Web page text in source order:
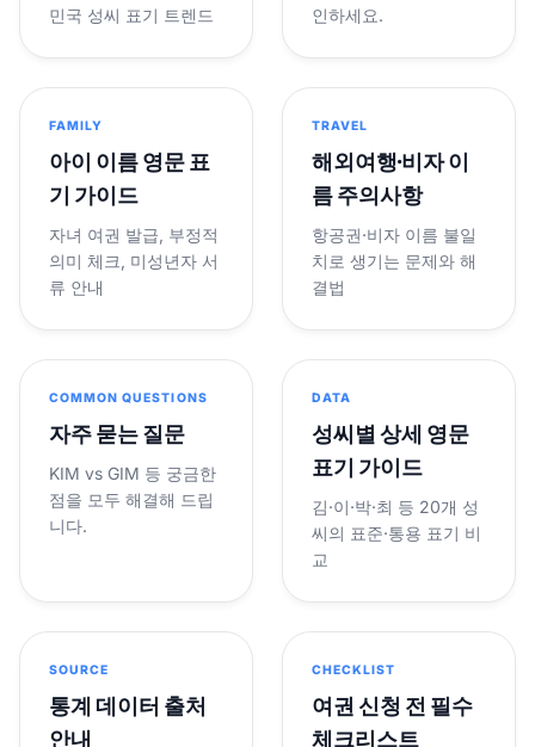
민국 성씨 표기 트렌드
인하세요.
FAMILY
아이 이름 영문 표
기 가이드
자녀 여권 발급, 부정적
의미 체크, 미성년자 서
류 안내
TRAVEL
해외여행·비자 이
름 주의사항
항공권·비자 이름 불일
치로 생기는 문제와 해
결법
COMMON QUESTIONS
자주 묻는 질문
KIM vs GIM 등 궁금한
점을 모두 해결해 드립
니다.
DATA
성씨별 상세 영문
표기 가이드
김·이·박·최 등 20개 성
씨의 표준·통용 표기 비
교
SOURCE
통계 데이터 출처
안내
CHECKLIST
여권 신청 전 필수
체크리스트